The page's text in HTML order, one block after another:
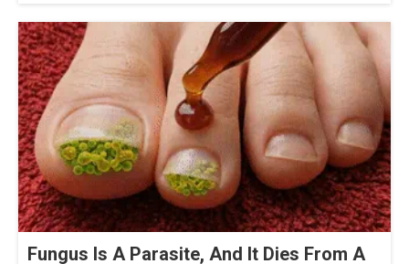
Fungus Is A Parasite, And It Dies From A